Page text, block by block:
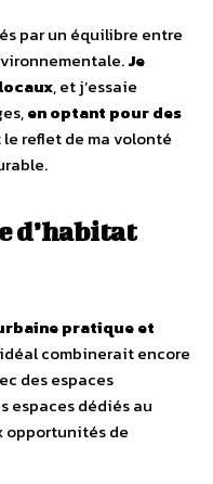
par un équilibre entre
Je
, et j’essaie
en optant pour des
le reflet de ma volonté
d’habitat
pratique et
combinerait encore
des espaces
espaces dédiés au
opportunités de